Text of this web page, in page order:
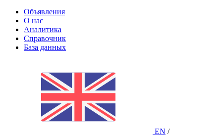
Объявления
О нас
Аналитика
Справочник
База данных
EN /